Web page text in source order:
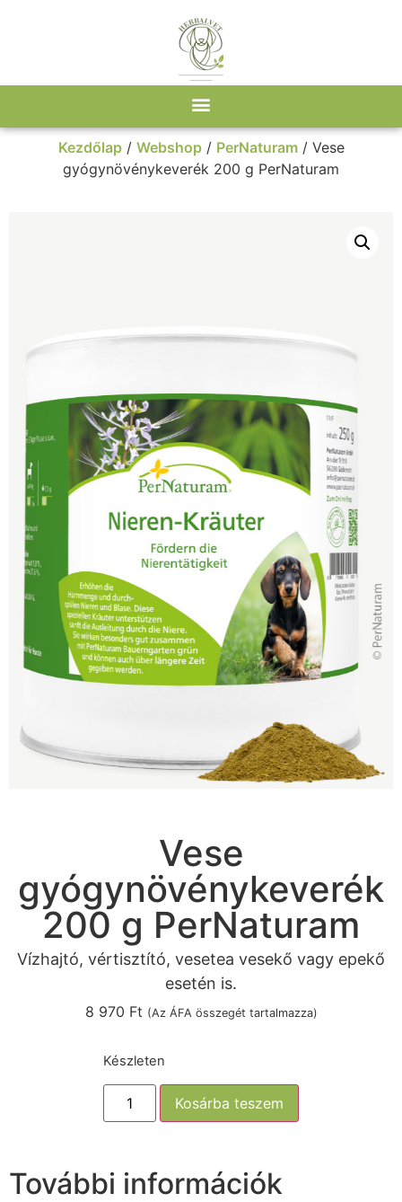
Kezdőlap/ Webshop/ PerNaturam/ Vese
gyógynövénykeverék 200 g PerNaturam
Vese
gyógynövénykeverék
200 g PerNaturam
Vízhajtó, vértisztító, vesetea vesekő vagy epekő
esetén is.
8 970 Ft (Az ÁFA összegét tartalmazza)
Készleten
Kosárba teszem
További információk